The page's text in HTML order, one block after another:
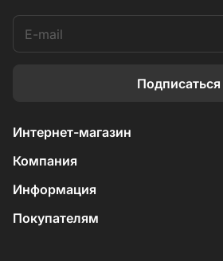
Подписаться
Интернет-магазин
Компания
Информация
Покупателям